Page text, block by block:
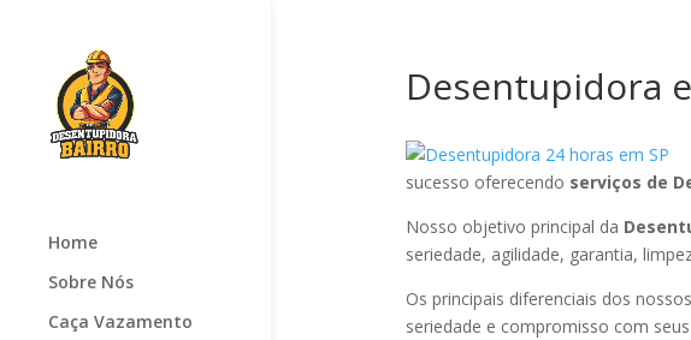
Home
Sobre Nós
Caça Vazamento
Desentupidora
sucesso oferecendo serviços de
Nosso objetivo principal da
seriedade, agilidade, garantia,
Os principais diferenciais dos nossos
seriedade e compromisso com